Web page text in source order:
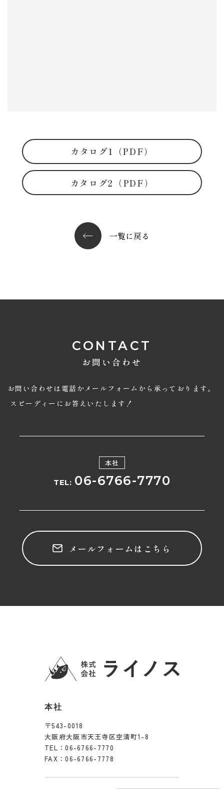
カタログ1（PDF）
カタログ2（PDF）
一覧に戻る
CONTACT
お問い合わせ
お問い合わせは電話かメールフォームから承っております。
スピーディーにお答えいたします！
本社
TEL: 06-6766-7770
メールフォームはこちら
本社
〒543-0018
大阪府大阪市天王寺区空清町1-8
TEL：06-6766-7770
FAX：06-6766-7778